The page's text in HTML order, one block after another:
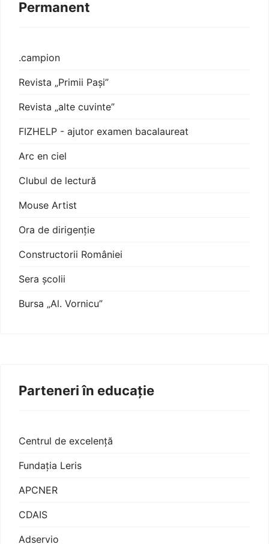
Permanent
.campion
Revista „Primii Pași”
Revista „alte cuvinte”
FIZHELP - ajutor examen bacalaureat
Arc en ciel
Clubul de lectură
Mouse Artist
Ora de dirigenție
Constructorii României
Sera școlii
Bursa „Al. Vornicu”
Parteneri în educație
Centrul de excelență
Fundația Leris
APCNER
CDAIS
Adservio